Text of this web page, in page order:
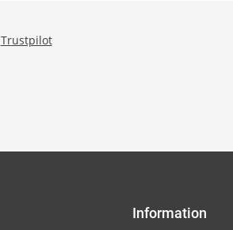
Trustpilot
Information